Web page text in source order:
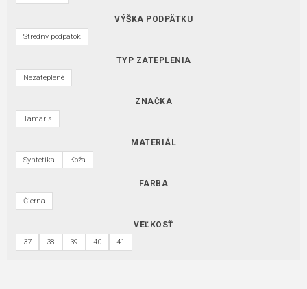
VÝŠKA PODPÄTKU
Stredný podpätok
TYP ZATEPLENIA
Nezateplené
ZNAČKA
Tamaris
MATERIÁL
Syntetika Koža
FARBA
Čierna
VEĽKOSŤ
37 38 39 40 41